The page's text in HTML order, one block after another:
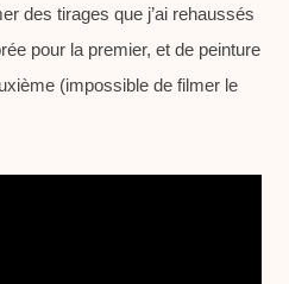
des tirages que j’ai rehaussés
pour la premier, et de peinture
(impossible de filmer le